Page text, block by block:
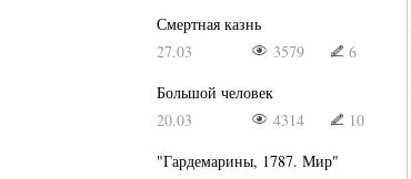
Смертная казнь
27.03
3579
6
Большой человек
20.03
4314
10
"Гардемарины, 1787. Мир"